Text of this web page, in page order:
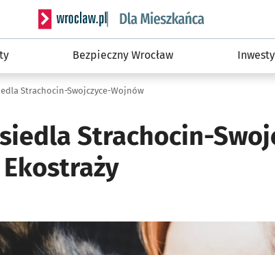
Serwis informacyjny wroclaw.pl podserwis: Dla
Bezpieczny Wrocław
Strachocin-Swojczyce-Wojnów
Strachocin-